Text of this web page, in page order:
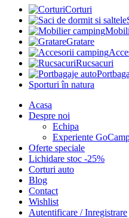
Corturi
Gratare
Rucsacuri
Sporturi în natura
Acasa
Despre noi
Echipa
Experiente
Oferte speciale
Lichidare stoc -25%
Corturi auto
Blog
Contact
Wishlist
Autentificare / Inregistrare